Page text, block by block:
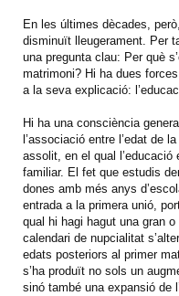
En les últimes dècades,
disminuït lleugerament. Per
una pregunta clau: Per què
matrimoni? Hi ha dues
a la seva explicació:
Hi ha una consciència
l’associació entre l’edat de
assolit, en el qual
familiar. El fet que estudis
dones amb més anys
entrada a la primera unió,
qual hi hagi hagut una gran
calendari de nupcialitat
edats posteriors al primer
s’ha produït no sols un
sinó també una expansió de